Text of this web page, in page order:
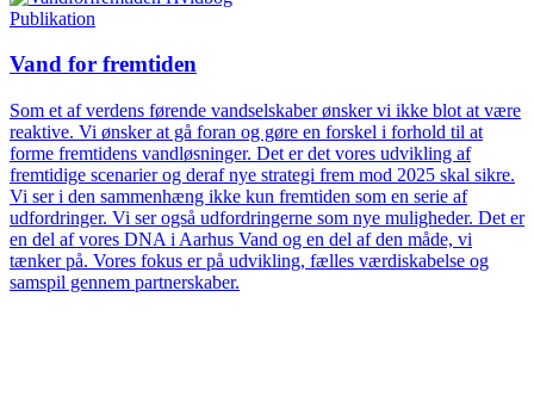
Publikation
Vand for fremtiden
Som et af verdens førende vandselskaber ønsker vi ikke blot at være
reaktive. Vi ønsker at gå foran og gøre en forskel i forhold til at
forme fremtidens vandløsninger. Det er det vores udvikling af
fremtidige scenarier og deraf nye strategi frem mod 2025 skal sikre.
Vi ser i den sammenhæng ikke kun fremtiden som en serie af
udfordringer. Vi ser også udfordringerne som nye muligheder. Det er
en del af vores DNA i Aarhus Vand og en del af den måde, vi
tænker på. Vores fokus er på udvikling, fælles værdiskabelse og
samspil gennem partnerskaber.